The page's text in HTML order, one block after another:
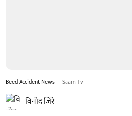
Beed Accident News Saam Tv
विनोद जिरे